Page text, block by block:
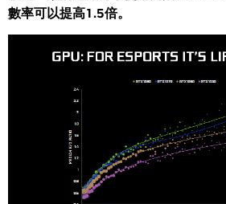
數率可以提高1.5倍。